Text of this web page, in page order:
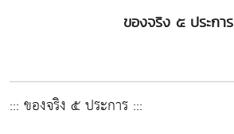
ของจริง ๕ ประการ
::: ของจริง ๕ ประการ :::